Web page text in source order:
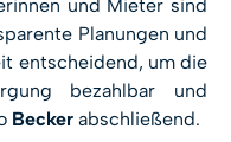
und Mieter sind
Planungen und
entscheidend, um die
bezahlbar und
Becker abschließend.